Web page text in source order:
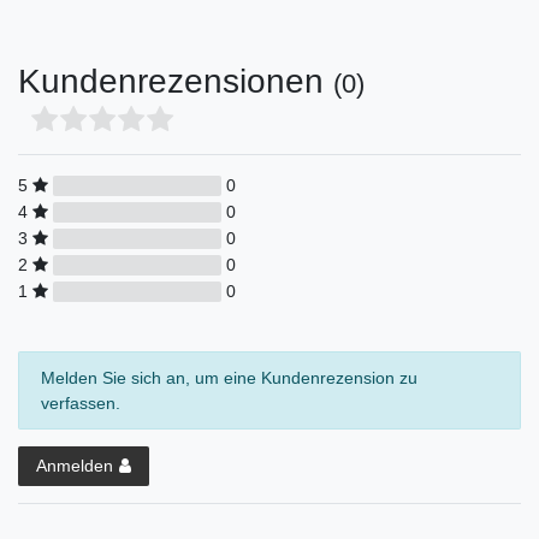
Kundenrezensionen (0)
5
0
4
0
3
0
2
0
1
0
Melden Sie sich an, um eine Kundenrezension zu
verfassen.
Anmelden